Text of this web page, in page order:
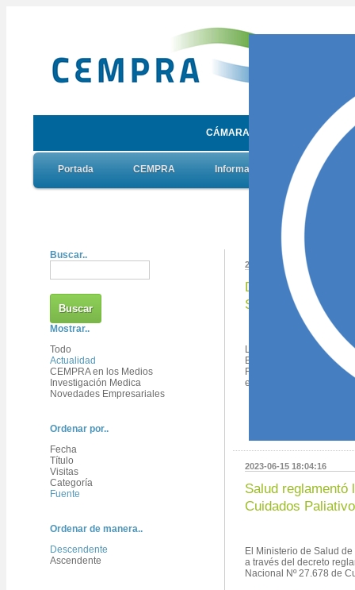
CÁMARA DE ENTIDADES DE
Portada CEMPRA Información
Usted está en
Buscar..
Mostrar..
Todo
Actualidad
CEMPRA en los Medios
Investigación Medica
Novedades Empresariales
Ordenar por..
Fecha
Título
Visitas
Categoría
Fuente
Ordenar de manera..
Descendente
Ascendente
2024-02-20 12:56:18
Damos la
Salud
La Asociación Mutual
Bancos Oficiales
Fe se incorporó a
entid...
2023-06-15 18:04:16
Salud reglamentó
Cuidados
El Ministerio de Salud
a través del decreto
Nacional Nº 27.678 de